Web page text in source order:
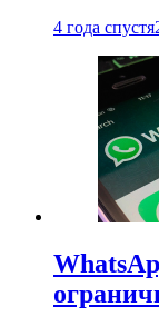
4 года спустя